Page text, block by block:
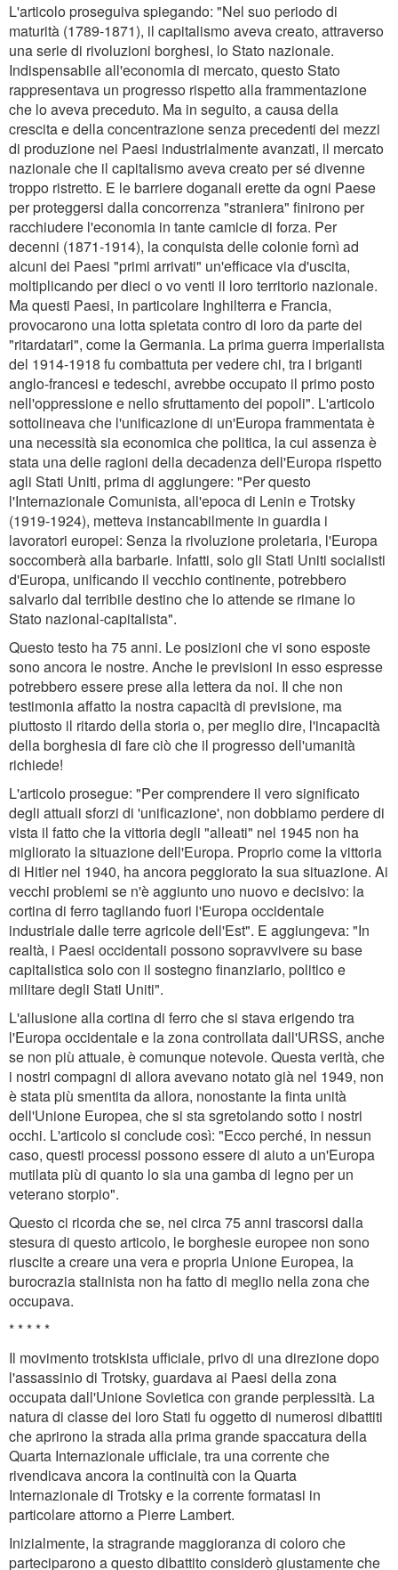
L'articolo proseguiva spiegando: "Nel suo periodo di
maturità (1789-1871), il capitalismo aveva creato, attraverso
una serie di rivoluzioni borghesi, lo Stato nazionale.
Indispensabile all'economia di mercato, questo Stato
rappresentava un progresso rispetto alla frammentazione
che lo aveva preceduto. Ma in seguito, a causa della
crescita e della concentrazione senza precedenti dei mezzi
di produzione nei Paesi industrialmente avanzati, il mercato
nazionale che il capitalismo aveva creato per sé divenne
troppo ristretto. E le barriere doganali erette da ogni Paese
per proteggersi dalla concorrenza "straniera" finirono per
racchiudere l'economia in tante camicie di forza. Per
decenni (1871-1914), la conquista delle colonie fornì ad
alcuni dei Paesi "primi arrivati" un'efficace via d'uscita,
moltiplicando per dieci o vo venti il loro territorio nazionale.
Ma questi Paesi, in particolare Inghilterra e Francia,
provocarono una lotta spietata contro di loro da parte dei
"ritardatari", come la Germania. La prima guerra imperialista
del 1914-1918 fu combattuta per vedere chi, tra i briganti
anglo-francesi e tedeschi, avrebbe occupato il primo posto
nell'oppressione e nello sfruttamento dei popoli". L'articolo
sottolineava che l'unificazione di un'Europa frammentata è
una necessità sia economica che politica, la cui assenza è
stata una delle ragioni della decadenza dell'Europa rispetto
agli Stati Uniti, prima di aggiungere: "Per questo
l'Internazionale Comunista, all'epoca di Lenin e Trotsky
(1919-1924), metteva instancabilmente in guardia i
lavoratori europei: Senza la rivoluzione proletaria, l'Europa
soccomberà alla barbarie. Infatti, solo gli Stati Uniti socialisti
d'Europa, unificando il vecchio continente, potrebbero
salvarlo dal terribile destino che lo attende se rimane lo
Stato nazional-capitalista".
Questo testo ha 75 anni. Le posizioni che vi sono esposte
sono ancora le nostre. Anche le previsioni in esso espresse
potrebbero essere prese alla lettera da noi. Il che non
testimonia affatto la nostra capacità di previsione, ma
piuttosto il ritardo della storia o, per meglio dire, l'incapacità
della borghesia di fare ciò che il progresso dell'umanità
richiede!
L'articolo prosegue: "Per comprendere il vero significato
degli attuali sforzi di 'unificazione', non dobbiamo perdere di
vista il fatto che la vittoria degli "alleati" nel 1945 non ha
migliorato la situazione dell'Europa. Proprio come la vittoria
di Hitler nel 1940, ha ancora peggiorato la sua situazione. Ai
vecchi problemi se n'è aggiunto uno nuovo e decisivo: la
cortina di ferro tagliando fuori l'Europa occidentale
industriale dalle terre agricole dell'Est". E aggiungeva: "In
realtà, i Paesi occidentali possono sopravvivere su base
capitalistica solo con il sostegno finanziario, politico e
militare degli Stati Uniti".
L'allusione alla cortina di ferro che si stava erigendo tra
l'Europa occidentale e la zona controllata dall'URSS, anche
se non più attuale, è comunque notevole. Questa verità, che
i nostri compagni di allora avevano notato già nel 1949, non
è stata più smentita da allora, nonostante la finta unità
dell'Unione Europea, che si sta sgretolando sotto i nostri
occhi. L'articolo si conclude così: "Ecco perché, in nessun
caso, questi processi possono essere di aiuto a un'Europa
mutilata più di quanto lo sia una gamba di legno per un
veterano storpio".
Questo ci ricorda che se, nei circa 75 anni trascorsi dalla
stesura di questo articolo, le borghesie europee non sono
riuscite a creare una vera e propria Unione Europea, la
burocrazia stalinista non ha fatto di meglio nella zona che
occupava.
* * * * *
Il movimento trotskista ufficiale, privo di una direzione dopo
l'assassinio di Trotsky, guardava ai Paesi della zona
occupata dall'Unione Sovietica con grande perplessità. La
natura di classe dei loro Stati fu oggetto di numerosi dibattiti
che aprirono la strada alla prima grande spaccatura della
Quarta Internazionale ufficiale, tra una corrente che
rivendicava ancora la continuità con la Quarta
Internazionale di Trotsky e la corrente formatasi in
particolare attorno a Pierre Lambert.
Inizialmente, la stragrande maggioranza di coloro che
parteciparono a questo dibattito considerò giustamente che